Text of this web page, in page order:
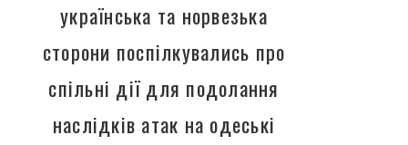
українська та норвезька
сторони поспілкувались про
спільні дії для подолання
наслідків атак на одеські